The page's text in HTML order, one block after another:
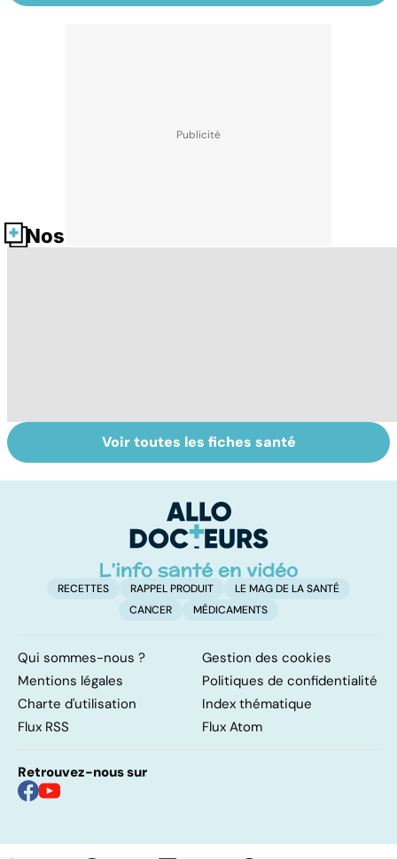
Nos fiches santé
Tout savoir sur
les infections
Inflammation des
amygdales : que
d'angine ?
Voir toutes les fiches santé
RECETTES RAPPEL PRODUIT
LE MAG DE LA SANTÉ
CANCER
MÉDICAMENTS
Qui sommes-nous ?
Gestion des cookies
Mentions légales
Politiques de confidentialité
Charte d'utilisation
Index thématique
Flux RSS
Flux Atom
Retrouvez-nous sur